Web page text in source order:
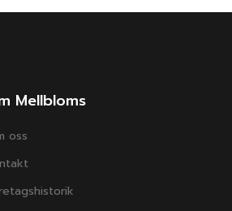
Mellbloms
oss